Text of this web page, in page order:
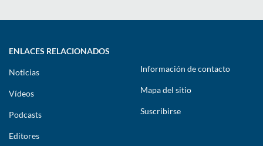
ENLACES RELACIONADOS
Noticias
Vídeos
Podcasts
Editores
Información de contacto
Mapa del sitio
Suscribirse